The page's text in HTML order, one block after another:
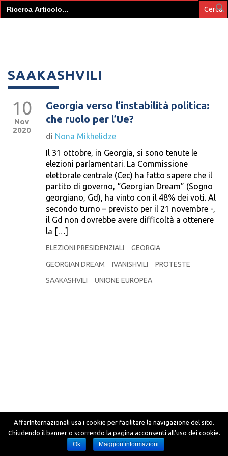
Search
for:
SAAKASHVILI
10
Nov
2020
Georgia verso l’instabilità politica:
che ruolo per l’Ue?
di Nona Mikhelidze
Il 31 ottobre, in Georgia, si sono tenute le
elezioni parlamentari. La Commissione
elettorale centrale (Cec) ha fatto sapere che il
partito di governo, “Georgian Dream” (Sogno
georgiano, Gd), ha vinto con il 48% dei voti. Al
secondo turno – previsto per il 21 novembre -,
il Gd non dovrebbe avere difficoltà a ottenere
la […]
ELEZIONI PRESIDENZIALI
GEORGIA
GEORGIAN DREAM
IVANISHVILI
PROTESTE
SAAKASHVILI
UNIONE EUROPEA
AffarInternazionali usa i cookie per facilitare la navigazione del sito.
Chiudendo il banner o scorrendo la pagina acconsenti all’uso dei cookie.
Ok
Maggiori informazioni